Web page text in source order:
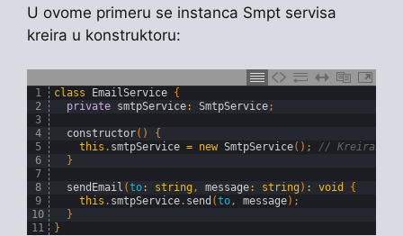
U ovome primeru se instanca Smpt servisa
kreira u konstruktoru:
1
2
3
4
5
6
7
8
9
10
11
class EmailService {
private smtpService: SmtpService;
constructor( )
{
this . smtpService = new SmtpService( ) ;
// Kreiranje
}
sendEmail (to: string , message: string ) : void
{
this . smtpService. send (to, message) ;
}
}